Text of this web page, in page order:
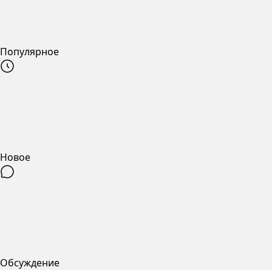
Популярное
Новое
Обсуждение